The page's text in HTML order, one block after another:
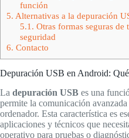
función
5. Alternativas a la depuración
5.1. Otras formas seguras
seguridad
6. Contacto
Depuración USB en Android:
La depuración USB es una
permite la comunicación
ordenador. Esta característica es
aplicaciones y técnicos que
operativo para pruebas o